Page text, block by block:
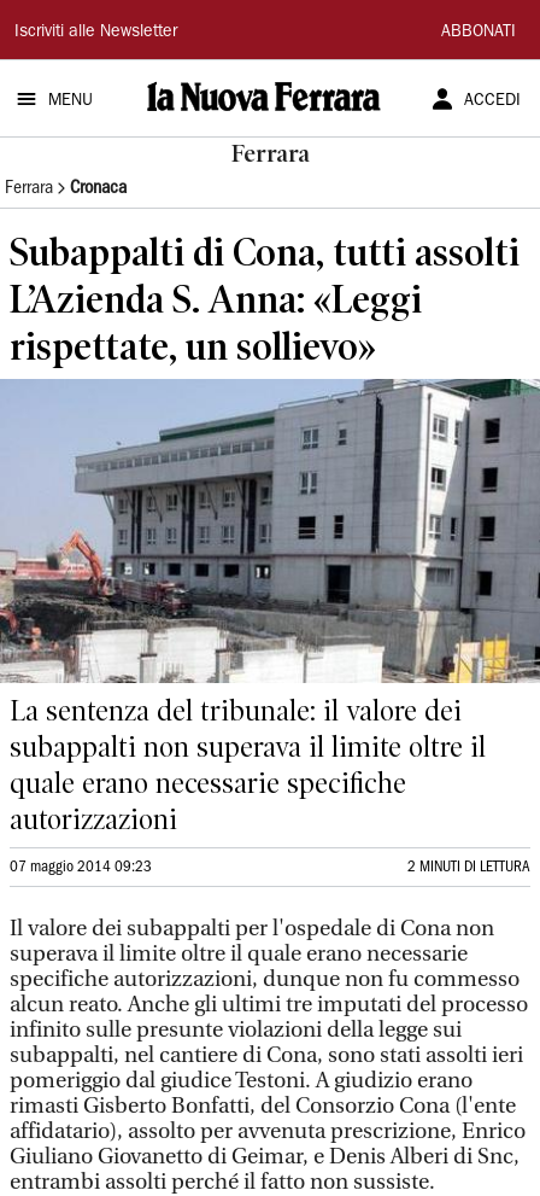
La
Nuova
Ferrara
Iscriviti alle Newsletter ABBONATI
MENU ACCEDI
Ferrara
Ferrara Cronaca
Subappalti di Cona, tutti assolti
L’Azienda S. Anna: «Leggi
rispettate, un sollievo»
La sentenza del tribunale: il valore dei
subappalti non superava il limite oltre il
quale erano necessarie specifiche
autorizzazioni
07 maggio 2014 09:23 2 MINUTI DI LETTURA
Il valore dei subappalti per l'ospedale di Cona non
superava il limite oltre il quale erano necessarie
specifiche autorizzazioni, dunque non fu commesso
alcun reato. Anche gli ultimi tre imputati del processo
infinito sulle presunte violazioni della legge sui
subappalti, nel cantiere di Cona, sono stati assolti ieri
pomeriggio dal giudice Testoni. A giudizio erano
rimasti Gisberto Bonfatti, del Consorzio Cona (l'ente
affidatario), assolto per avvenuta prescrizione, Enrico
Giuliano Giovanetto di Geimar, e Denis Alberi di Snc,
entrambi assolti perché il fatto non sussiste.